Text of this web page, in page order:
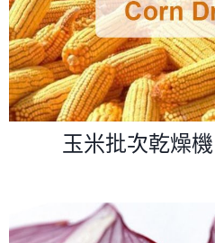
玉米批次乾燥